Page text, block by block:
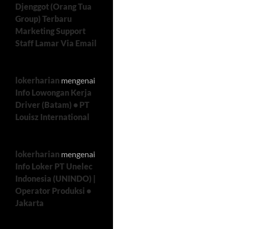
Djenggot (Orang Tua
Group) Terbaru
Marketing Support
Staff Lamar Via Email
lokerharian mengenai
Info Lowongan Kerja
Driver (Batam) • PT
Louisz International
lokerharian mengenai
Info Loker PT Unelec
Indonesia (UNINDO) |
Operator Produksi •
Jakarta